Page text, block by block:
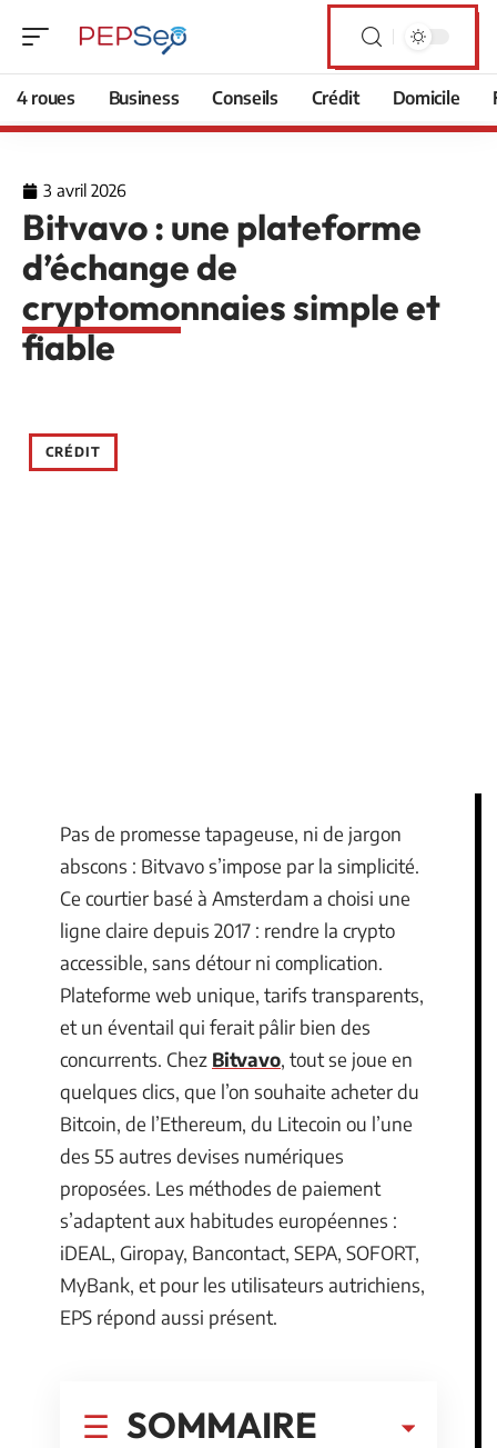
4 roues Business Conseils Crédit Domicile
3 avril 2026
Bitvavo : une plateforme
d’échange de
cryptomonnaies simple et
fiable
CRÉDIT
Pas de promesse tapageuse, ni de jargon
abscons : Bitvavo s’impose par la simplicité.
Ce courtier basé à Amsterdam a choisi une
ligne claire depuis 2017 : rendre la crypto
accessible, sans détour ni complication.
Plateforme web unique, tarifs transparents,
et un éventail qui ferait pâlir bien des
concurrents. Chez Bitvavo, tout se joue en
quelques clics, que l’on souhaite acheter du
Bitcoin, de l’Ethereum, du Litecoin ou l’une
des 55 autres devises numériques
proposées. Les méthodes de paiement
s’adaptent aux habitudes européennes :
iDEAL, Giropay, Bancontact, SEPA, SOFORT,
MyBank, et pour les utilisateurs autrichiens,
EPS répond aussi présent.
SOMMAIRE